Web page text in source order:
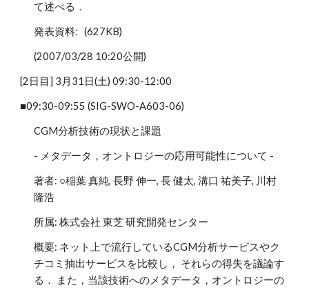
て述べる．
発表資料: (627KB)
(2007/03/28 10:20公開)
[2日目] 3月31日(土) 09:30-12:00
■09:30-09:55 (SIG-SWO-A603-06)
CGM分析技術の現状と課題
- メタデータ，オントロジーの応用可能性について -
著者: ○稲葉 真純, 長野 伸一, 長 健太, 溝口 祐美子, 川村
隆浩
所属: 株式会社 東芝 研究開発センター
概要: ネット上で流行しているCGM分析サービスやク
チコミ抽出サービスを比較し， それらの得失を議論す
る． また，当該技術へのメタデータ，オントロジーの